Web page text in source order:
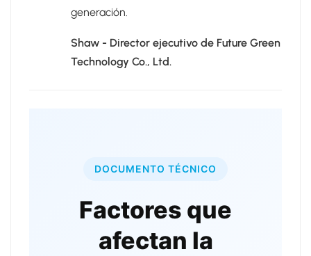
generación.
Shaw - Director ejecutivo de Future Green
Technology Co., Ltd.
DOCUMENTO TÉCNICO
Factores que
afectan la